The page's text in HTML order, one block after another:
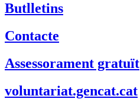
Butlletins
Contacte
Assessorament gratuït
voluntariat.gencat.cat